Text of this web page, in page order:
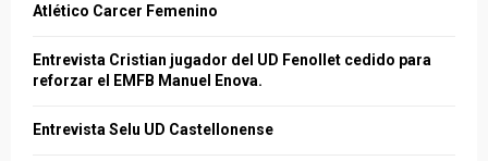
Atlético Carcer Femenino
Entrevista Cristian jugador del UD Fenollet cedido para
reforzar el EMFB Manuel Enova.
Entrevista Selu UD Castellonense